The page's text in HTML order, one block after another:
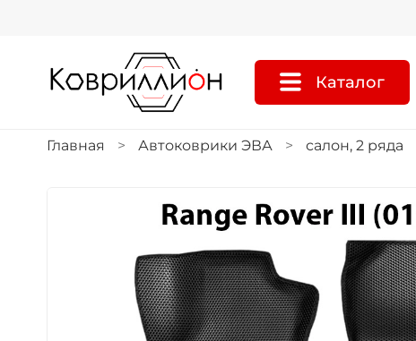
Каталог
Главная Автоковрики ЭВА салон, 2 ряда